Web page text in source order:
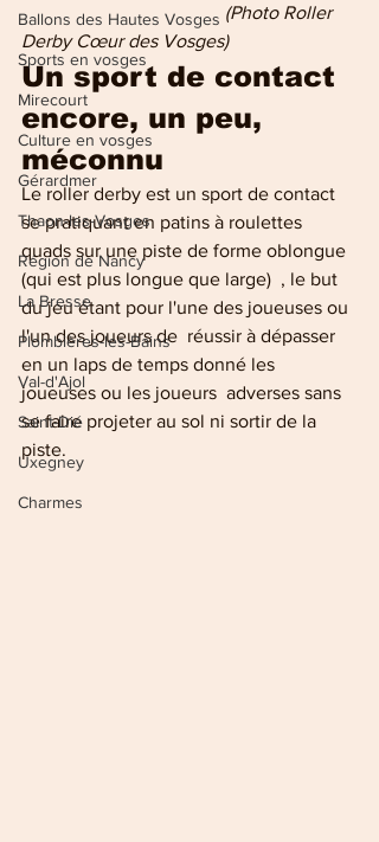
Ballons des Hautes Vosges
Sports en vosges
Mirecourt
Culture en vosges
Gérardmer
Thaon-les-Vosges
Région de Nancy
La Bresse
Plombières-les-Bains
Val-d'Ajol
Saint-Dié
Uxegney
Charmes
     (Photo Roller
Derby Cœur des Vosges)
Un sport de contact
encore, un peu,
méconnu
Le roller derby est un sport de contact
se pratiquant en patins à roulettes
quads sur une piste de forme oblongue
(qui est plus longue que large)  , le but
du jeu étant pour l'une des joueuses ou
l'un des joueurs de  réussir à dépasser
en un laps de temps donné les
joueuses ou les joueurs  adverses sans
se faire projeter au sol ni sortir de la
piste.